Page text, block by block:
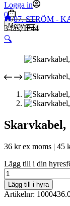
Logga in
Varukorg
0
Meny
Hem
/07. STRÖM -
3-fas, IP44
🔍
Skarvkabel,
36 krex moms | 45
Lägg till i din
Skarvkabel,
16A,
25m,
3-
Lägg till i hyra
Artikelnr: